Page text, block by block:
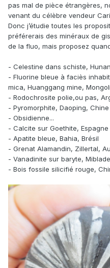
pas mal de pièce étrangères,
venant du célèbre vendeur
Donc j’étudie toutes les
préférerais des minéraux de
de la fluo, mais proposez
- Celestine dans schiste,
- Fluorine bleue à faciès
mica, Huanggang mine,
- Rodochrosite polie,ou pas,
- Pyromorphite, Daoping, Chine
- Obsidienne...
- Calcite sur Goethite, Espagne
- Apatite bleue, Bahia, Brésil
- Grenat Alamandin, Zillertal,
- Vanadinite sur baryte,
- Bois fossile silicifié rouge,